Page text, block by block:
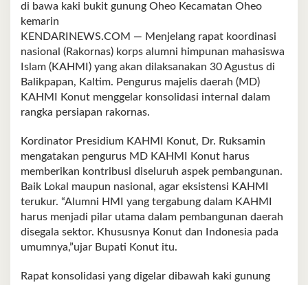
di bawa kaki bukit gunung Oheo Kecamatan Oheo
kemarin
KENDARINEWS.COM — Menjelang rapat koordinasi
nasional (Rakornas) korps alumni himpunan mahasiswa
Islam (KAHMI) yang akan dilaksanakan 30 Agustus di
Balikpapan, Kaltim. Pengurus majelis daerah (MD)
KAHMI Konut menggelar konsolidasi internal dalam
rangka persiapan rakornas.
Kordinator Presidium KAHMI Konut, Dr. Ruksamin
mengatakan pengurus MD KAHMI Konut harus
memberikan kontribusi diseluruh aspek pembangunan.
Baik Lokal maupun nasional, agar eksistensi KAHMI
terukur. “Alumni HMI yang tergabung dalam KAHMI
harus menjadi pilar utama dalam pembangunan daerah
disegala sektor. Khususnya Konut dan Indonesia pada
umumnya,”ujar Bupati Konut itu.
Rapat konsolidasi yang digelar dibawah kaki gunung